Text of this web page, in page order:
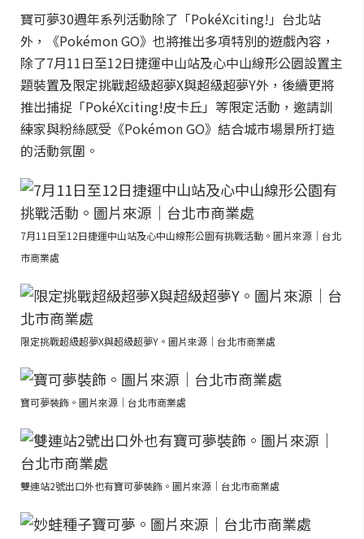
寶可夢30週年系列活動除了「PokéXciting!」台北站
外，《Pokémon GO》也將推出多項特別的遊戲內容，
除了7月11日至12日捷運中山站及心中山線形公園設置主
題裝置及限定挑戰超級超夢X與超級超夢Y外，後續更將
推出捕捉「PokéXciting!皮卡丘」等限定活動，邀請訓
練家與粉絲感受《Pokémon GO》結合城市場景所打造
的活動氛圍。
7月11日至12日捷運中山站及心中山線形公園有挑戰活動。圖片來源｜台北
市商業處
限定挑戰超級超夢X與超級超夢Y。圖片來源｜台北市商業處
寶可夢裝飾。圖片來源｜台北市商業處
雙連站2號出口外也有寶可夢裝飾。圖片來源｜台北市商業處